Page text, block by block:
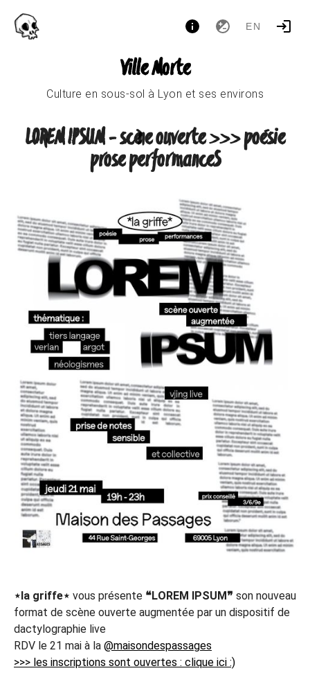
EN
Ville Morte
Culture en sous-sol à Lyon et ses environs
LOREM IPSUM - scène ouverte >>> poésie
prose performanceS
⋆la griffe⋆ vous présente ❝LOREM IPSUM❞ son nouveau
format de scène ouverte augmentée par un dispositif de
dactylographie live
RDV le 21 mai à la @maisondespassages
>>> les inscriptions sont ouvertes : clique ici :)